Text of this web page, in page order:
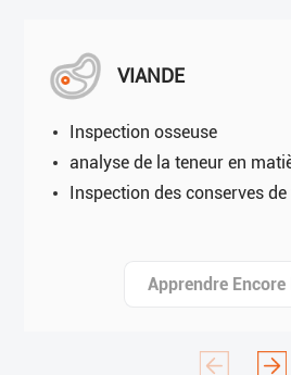
VIANDE
Inspection osseuse
analyse de la teneur en
Inspection des conserves
Apprendre Encore